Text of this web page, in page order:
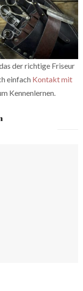
der richtige Friseur
einfach Kontakt mit
Kennenlernen.